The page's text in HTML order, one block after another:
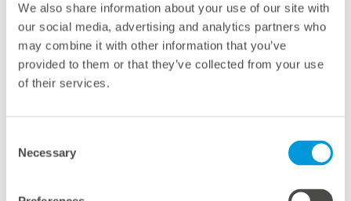
We also share information about your use of our site with
our social media, advertising and analytics partners who
may combine it with other information that you’ve
provided to them or that they’ve collected from your use
of their services.
Selection
Necessary
clientes era un semáforo. Se trataba de un fabricante
de bañeras y el semáforo mostraba cuándo el sistema
fotovoltaico del tejado producía electricidad (verde) y,